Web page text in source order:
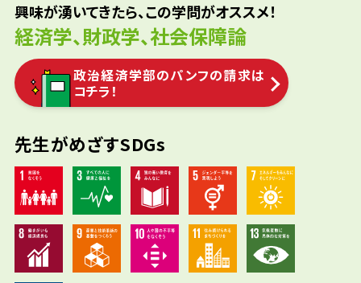
興味が湧いてきたら、この学問がオススメ！
経済学、財政学、社会保障論
政治経済学部のパンフの請求は
コチラ！
先生がめざすSDGs